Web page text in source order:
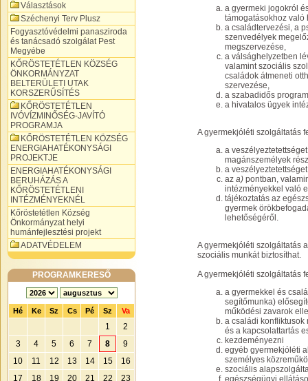
Választások
Széchenyi Terv Plusz
Fogyasztóvédelmi panasziroda
és tanácsadó szolgálat Pest
Megyébe
KŐRÖSTETÉTLEN KÖZSÉG
ÖNKORMÁNYZAT
BELTERÜLETI UTAK
KORSZERŰSÍTÉS
KŐRÖSTETÉTLEN
IVÓVÍZMINŐSÉG-JAVÍTÓ
PROGRAMJA
KŐRÖSTETÉTLEN KÖZSÉG
ENERGIAHATÉKONYSÁGI
PROJEKTJE
ENERGIAHATÉKONYSÁGI
BERUHÁZÁS A
KŐRÖSTETÉTLENI
INTÉZMÉNYEKNÉL
Kőröstetétlen Község
Önkormányzat helyi
humánfejlesztési projekt
ADATVÉDELEM
PROGRAMKERESŐ
Hé Ke Sz Cs Pé Sz Va
1
2
3
4 5 6 7 8
9
10
11 12 13 14 15
16
17
18 19 20 21 22 23
a gyermeki jogokról
támogatásokhoz való
a családtervezési, a
szenvedélyek
megszervezése,
a válsághelyzetben
valamint szociális
családok átmeneti
szervezése,
a szabadidős
a hivatalos ügyek
A gyermekjóléti szolgáltatás
a
magánszemélyek
a
az a) pontban,
intézményekkel való
tájékoztatás az
gyermek
lehetőségéről.
A gyermekjóléti szolgáltatás
szociális munkát biztosíthat.
A gyermekjóléti szolgáltatás
a gyermekkel és
segítőmunka)
működési zavarok
a családi konfliktusok
és a kapcsolattartás
kezdeményezni
egyéb gyermekjóléti
személyes
szociális
egészségügyi